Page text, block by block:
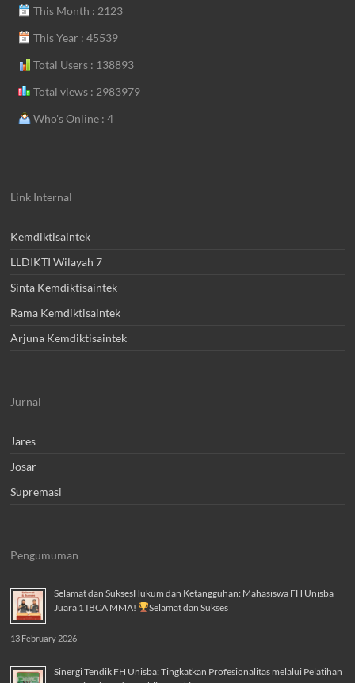
This Month : 2123
This Year : 45539
Total Users : 138893
Total views : 2983979
Who's Online : 4
Link Internal
Kemdiktisaintek
LLDIKTI Wilayah 7
Sinta Kemdiktisaintek
Rama Kemdiktisaintek
Arjuna Kemdiktisaintek
Jurnal
Jares
Josar
Supremasi
Pengumuman
Selamat dan SuksesHukum dan Ketangguhan: Mahasiswa FH Unisba
Juara 1 IBCA MMA!
Selamat dan Sukses
13 February 2026
Sinergi Tendik FH Unisba: Tingkatkan Profesionalitas melalui Pelatihan